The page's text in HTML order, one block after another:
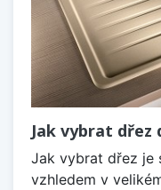
Jak vybrat dřez
Jak vybrat dřez je
vzhledem v